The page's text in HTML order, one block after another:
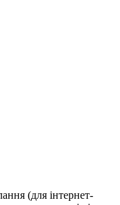
(для інтернет-